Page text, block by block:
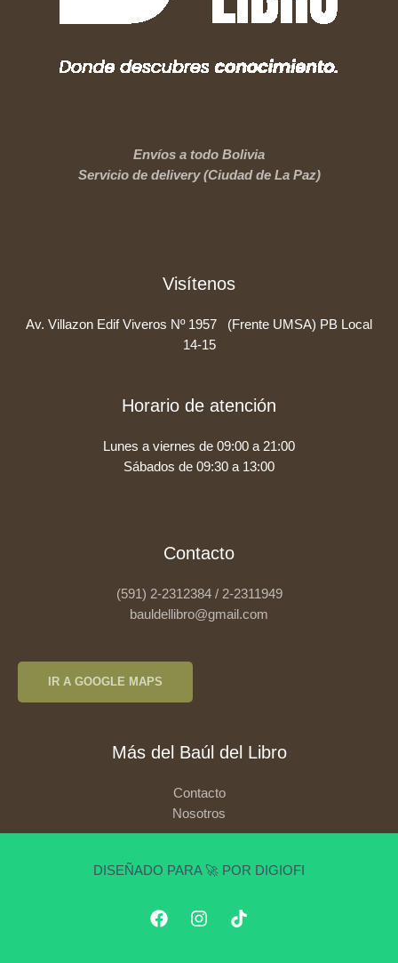
Envíos a todo Bolivia
Servicio de delivery (Ciudad de La Paz)
Visítenos
Av. Villazon Edif Viveros Nº 1957 (Frente UMSA) PB Local
14-15
Horario de atención
Lunes a viernes de 09:00 a 21:00
Sábados de 09:30 a 13:00
Contacto
(591) 2-2312384 / 2-2311949
bauldellibro@gmail.com
IR A GOOGLE MAPS
Más del Baúl del Libro
Contacto
Nosotros
DISEÑADO PARA 🚀 POR DIGIOFI